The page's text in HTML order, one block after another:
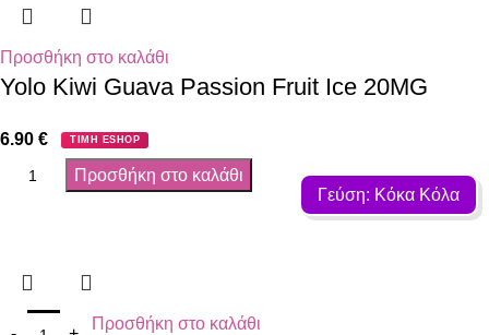
Προσθήκη στο καλάθι
Yolo Kiwi Guava Passion Fruit Ice 20MG
6.90 € ΤΙΜΗ ESHOP
Προσθήκη στο καλάθι
Γεύση: Κόκα Κόλα
Προσθήκη στο καλάθι